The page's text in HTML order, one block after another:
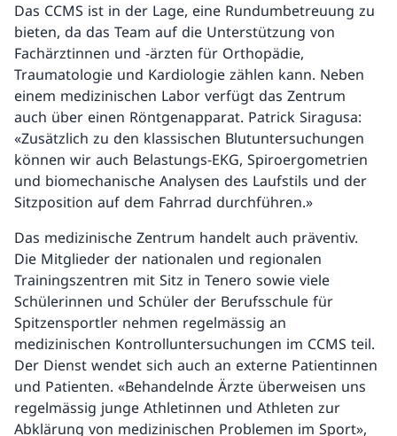
Das CCMS ist in der Lage, eine Rundumbetreuung zu
bieten, da das Team auf die Unterstützung von
Fachärztinnen und -ärzten für Orthopädie,
Traumatologie und Kardiologie zählen kann. Neben
einem medizinischen Labor verfügt das Zentrum
auch über einen Röntgenapparat. Patrick Siragusa:
«Zusätzlich zu den klassischen Blutuntersuchungen
können wir auch Belastungs-EKG, Spiroergometrien
und biomechanische Analysen des Laufstils und der
Sitzposition auf dem Fahrrad durchführen.»
Das medizinische Zentrum handelt auch präventiv.
Die Mitglieder der nationalen und regionalen
Trainingszentren mit Sitz in Tenero sowie viele
Schülerinnen und Schüler der Berufsschule für
Spitzensportler nehmen regelmässig an
medizinischen Kontrolluntersuchungen im CCMS teil.
Der Dienst wendet sich auch an externe Patientinnen
und Patienten. «Behandelnde Ärzte überweisen uns
regelmässig junge Athletinnen und Athleten zur
Abklärung von medizinischen Problemen im Sport»,